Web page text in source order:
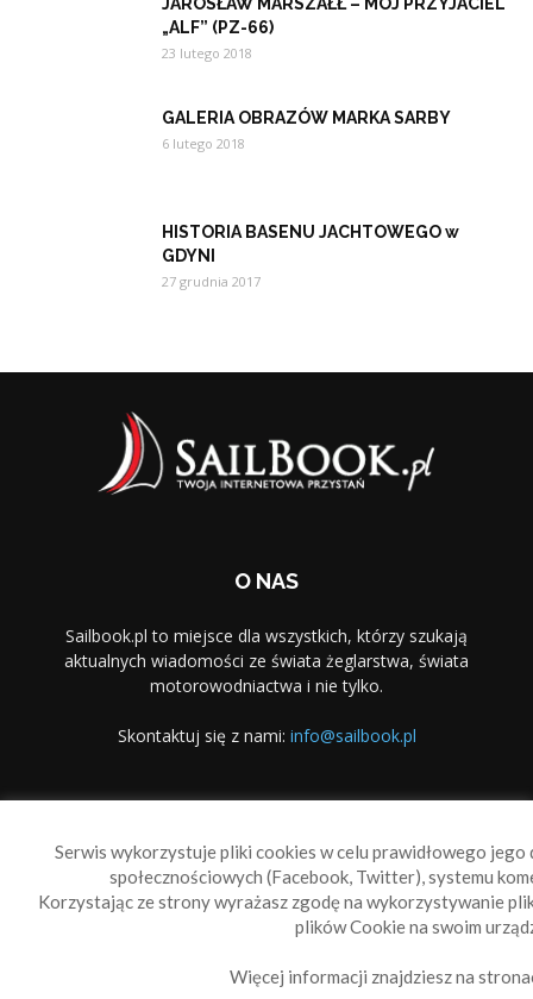
„ALF” (PZ-66)
23 lutego 2018
GALERIA OBRAZÓW MARKA SARBY
6 lutego 2018
HISTORIA BASENU JACHTOWEGO w
GDYNI
27 grudnia 2017
O NAS
Sailbook.pl to miejsce dla wszystkich, którzy szukają
aktualnych wiadomości ze świata żeglarstwa, świata
motorowodniactwa i nie tylko.
Skontaktuj się z nami: info@sailbook.pl
Reklama
Polityka prywatności
Serwis wykorzystuje pliki cookies w celu prawidłowego
społecznościowych (Facebook, Twitter), systemu
Korzystając ze strony wyrażasz zgodę na wykorzystywanie
plików Cookie na swoim
Więcej informacji znajdziesz na